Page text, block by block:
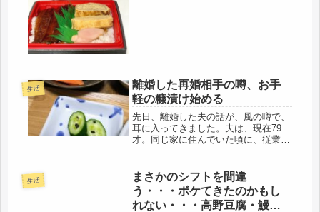
生活
離婚した再婚相手の噂、お手
軽の糠漬け始める
先日、離婚した夫の話が、風の噂で、
耳に入ってきました。夫は、現在79
才。同じ家に住んでいた頃に、従業員
痛の様子）最終的に、一人、優しい従
業員が、夫一人では体力的に無理なの
で...
生活
まさかのシフトを間違
う・・・ボケてきたのかもし
れない・・・高野豆腐・鰻巻